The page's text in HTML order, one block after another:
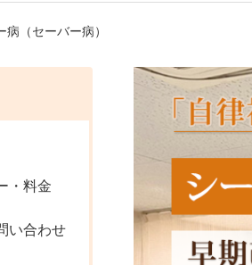
（セーバー病）
・料金
い合わせ